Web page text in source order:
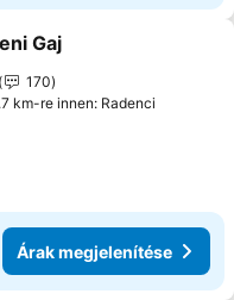
a kedvencekhez
Gaj
170
km-re innen: Radenci
Árak megjelenítése